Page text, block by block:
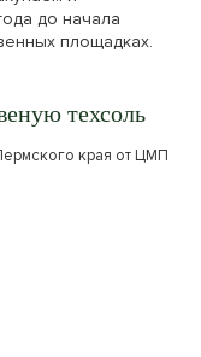
до начала
площадках.
техсоль